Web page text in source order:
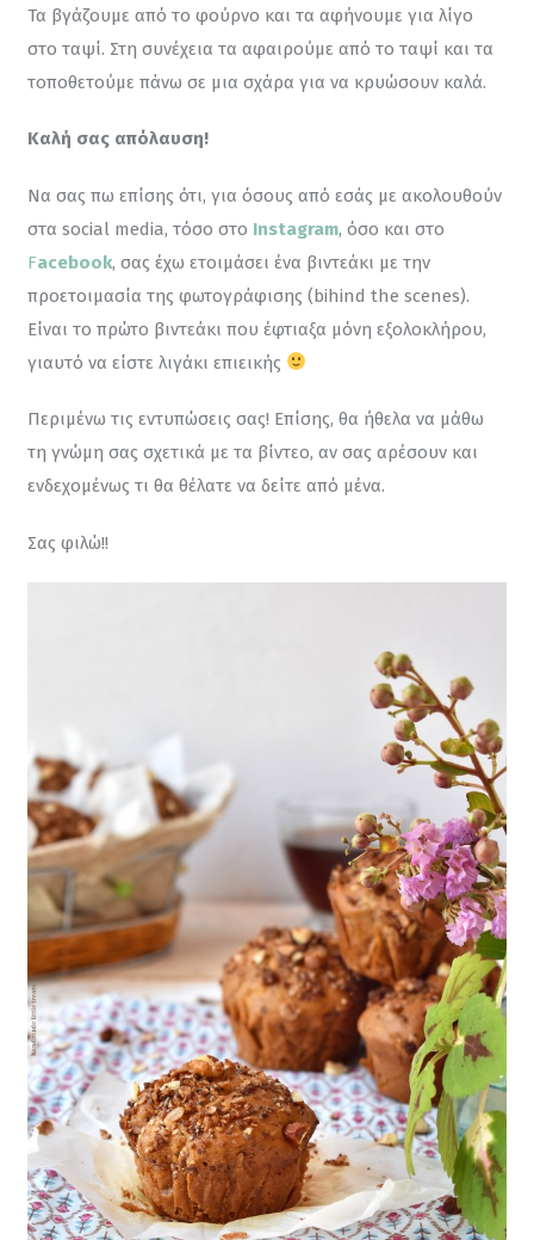
Τα βγάζουμε από το φούρνο και τα αφήνουμε για λίγο
στο ταψί. Στη συνέχεια τα αφαιρούμε από το ταψί και τα
τοποθετούμε πάνω σε μια σχάρα για να κρυώσουν καλά.
Καλή σας απόλαυση!
Να σας πω επίσης ότι, για όσους από εσάς με ακολουθούν
στα social media, τόσο στο Instagram, όσο και στο
Facebook, σας έχω ετοιμάσει ένα βιντεάκι με την
προετοιμασία της φωτογράφισης (bihind the scenes).
Είναι το πρώτο βιντεάκι που έφτιαξα μόνη εξολοκλήρου,
γιαυτό να είστε λιγάκι επιεικής
Περιμένω τις εντυπώσεις σας! Επίσης, θα ήθελα να μάθω
τη γνώμη σας σχετικά με τα βίντεο, αν σας αρέσουν και
ενδεχομένως τι θα θέλατε να δείτε από μένα.
Σας φιλώ!!